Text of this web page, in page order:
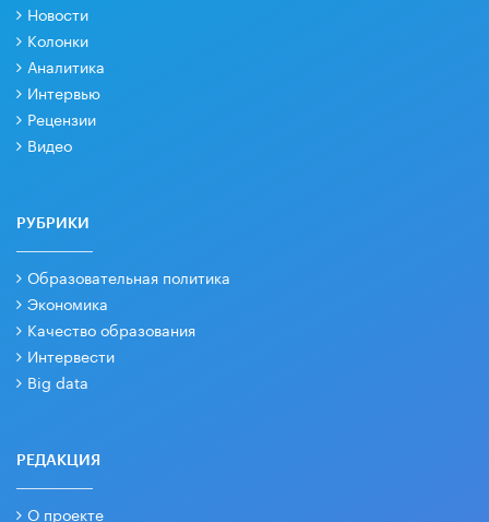
Новости
Колонки
Аналитика
Интервью
Рецензии
Видео
РУБРИКИ
Образовательная политика
Экономика
Качество образования
Интервести
Big data
РЕДАКЦИЯ
О проекте